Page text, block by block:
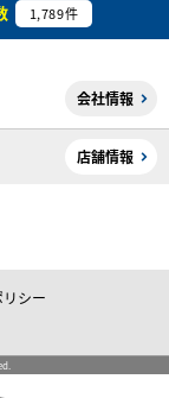
1,789件
会社情報
店舗情報
シー